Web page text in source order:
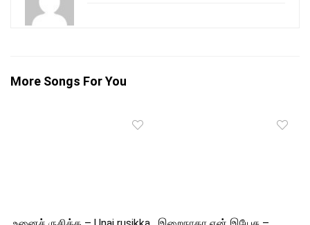
More Songs For You